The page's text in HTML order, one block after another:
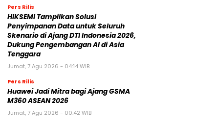
Pers Rilis
HIKSEMI Tampilkan Solusi
Penyimpanan Data untuk Seluruh
Skenario di Ajang DTI Indonesia 2026,
Dukung Pengembangan AI di Asia
Tenggara
Jumat, 7 Agu 2026 - 04:14 WIB
Pers Rilis
Huawei Jadi Mitra bagi Ajang GSMA
M360 ASEAN 2026
Jumat, 7 Agu 2026 - 00:42 WIB